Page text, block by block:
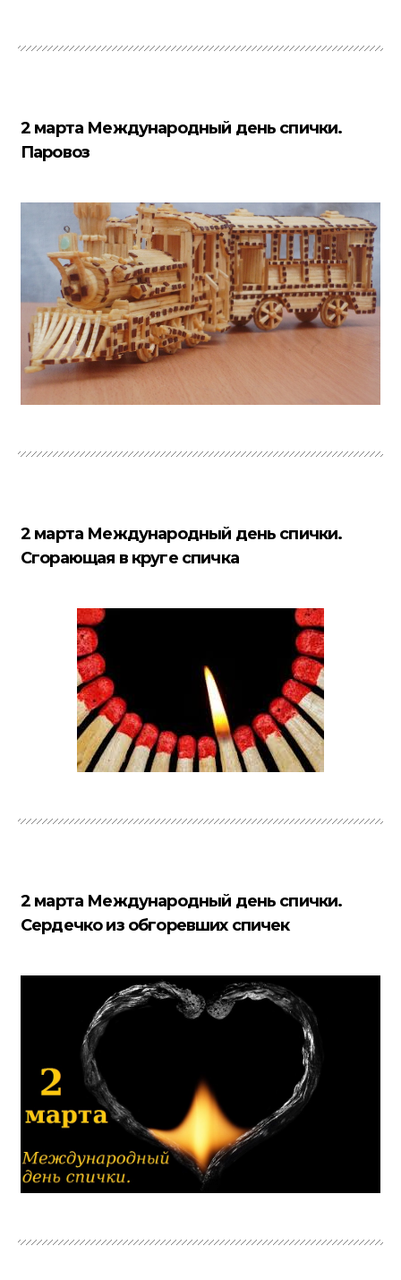
2 марта Международный день спички.
Паровоз
2 марта Международный день спички.
Сгорающая в круге спичка
2 марта Международный день спички.
Сердечко из обгоревших спичек